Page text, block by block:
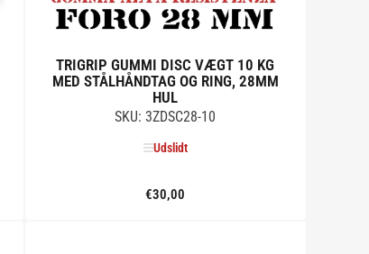
TRIGRIP GUMMI DISC VÆGT 10 KG
MED STÅLHÅNDTAG OG RING, 28MM
HUL
SKU: 3ZDSC28-10
Udslidt
Standard
€30,00